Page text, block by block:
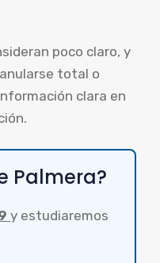
poco claro, y
total o
clara en
Palmera?
y estudiaremos